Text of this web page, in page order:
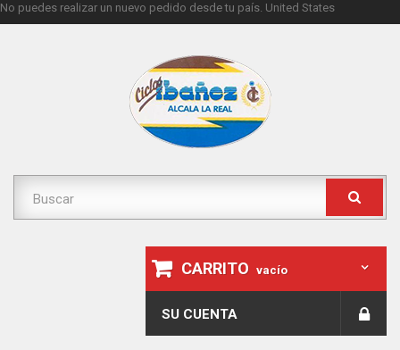
No puedes realizar un nuevo pedido desde tu país. United States
CARRITO vacío
SU CUENTA